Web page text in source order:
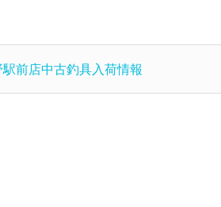
前店中古釣具入荷情報